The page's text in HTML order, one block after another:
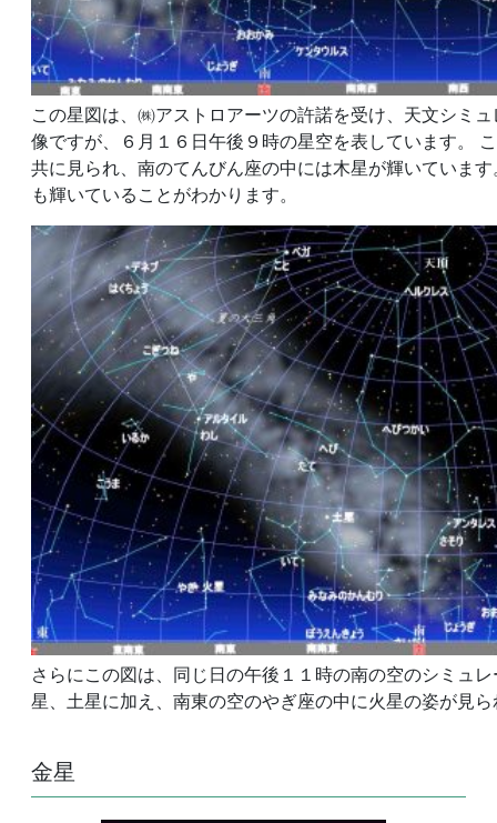
この星図は、㈱アストロアーツの許諾を受け、天文シミ
像ですが、６月１６日午後９時の星空を表しています。
共に見られ、南のてんびん座の中には木星が輝いていま
も輝いていることがわかります。
さらにこの図は、同じ日の午後１１時の南の空のシミュ
星、土星に加え、南東の空のやぎ座の中に火星の姿が見
金星